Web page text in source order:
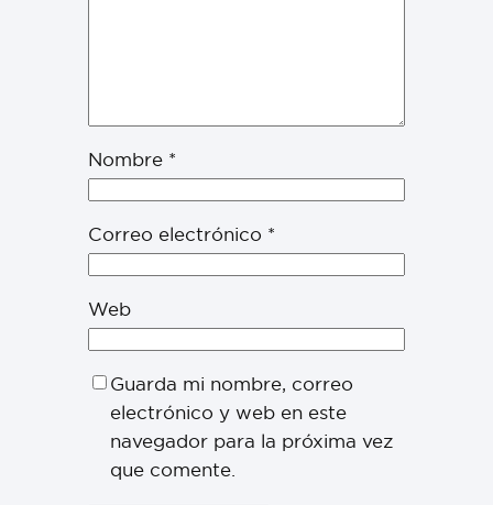
Nombre *
Correo electrónico *
Web
Guarda mi nombre, correo
electrónico y web en este
navegador para la próxima vez
que comente.